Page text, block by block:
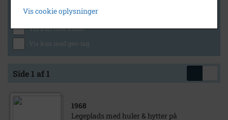
Vis kun med lydklip
Vis kun med kilder
Vis kun med geo-tag
Side 1 af 1
1968
Legeplads med huler & hytter på
Vis cookie oplysninger